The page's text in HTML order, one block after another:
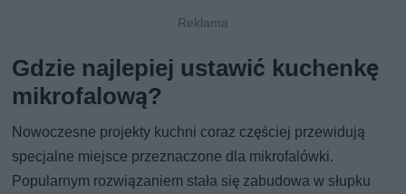
Gdzie najlepiej ustawić kuchenkę
mikrofalową?
Nowoczesne projekty kuchni coraz częściej przewidują
specjalne miejsce przeznaczone dla mikrofalówki.
Popularnym rozwiązaniem stała się zabudowa w słupku